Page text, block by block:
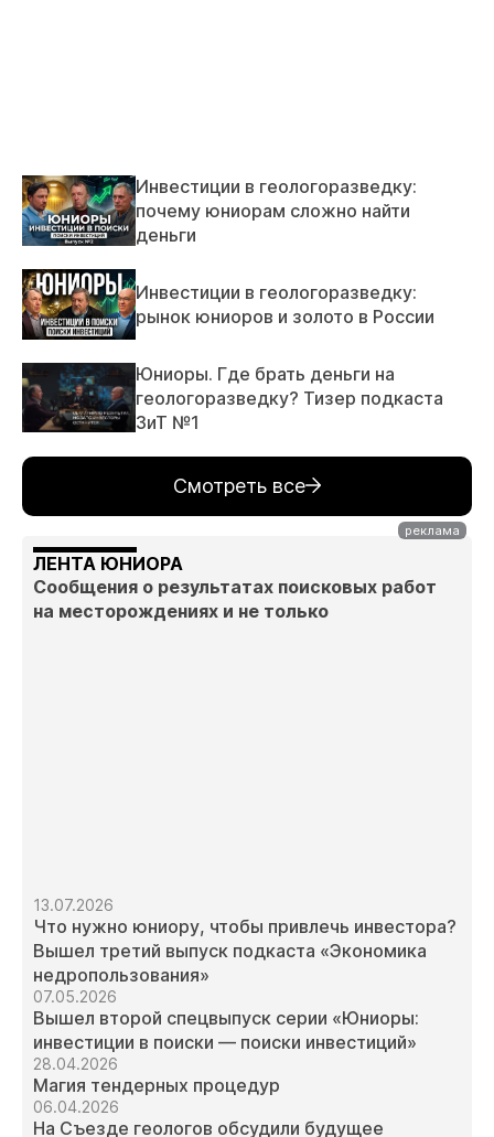
Инвестиции в геологоразведку:
почему юниорам сложно найти
деньги
Инвестиции в геологоразведку:
рынок юниоров и золото в России
Юниоры. Где брать деньги на
геологоразведку? Тизер подкаста
ЗиТ №1
Смотреть все
ЛЕНТА ЮНИОРА
Сообщения о результатах поисковых работ
на месторождениях и не только
13.07.2026
Что нужно юниору, чтобы привлечь инвестора?
Вышел третий выпуск подкаста «Экономика
недропользования»
07.05.2026
Вышел второй спецвыпуск серии «Юниоры:
инвестиции в поиски — поиски инвестиций»
28.04.2026
Магия тендерных процедур
06.04.2026
На Съезде геологов обсудили будущее